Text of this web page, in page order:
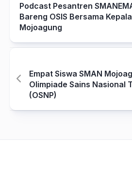
Podcast Pesantren
Bareng OSIS Bersama
Mojoagung
Empat Siswa SMAN
Olimpiade Sains Nasional
(OSNP)